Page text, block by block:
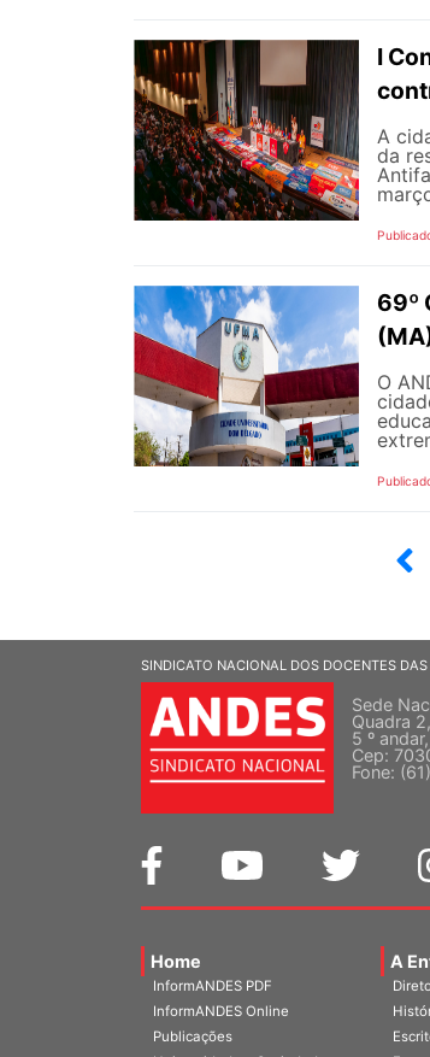
I
A
da
69º
O
SINDICATO NACIONAL DOS DOCENTES
Sede
Quadra
5 º
Cep:
Fone:
Home
InformANDES PDF
InformANDES Online
Publicações
A